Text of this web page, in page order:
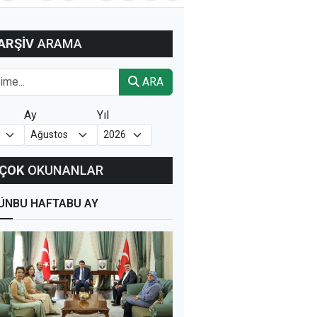
ARAMA
ARA
Ay Yıl
OKUNANLAR
BU HAFTABU AY